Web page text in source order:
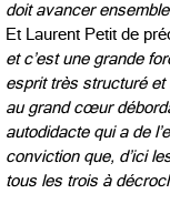
doit avancer
Et Laurent Petit de
et c’est une grande
esprit très structuré et
au grand cœur
autodidacte qui a de
conviction que, d’ici
tous les trois à